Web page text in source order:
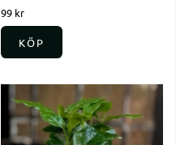
99 kr
KÖP